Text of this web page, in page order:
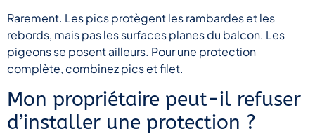
Rarement. Les pics protègent les rambardes et les
rebords, mais pas les surfaces planes du balcon. Les
pigeons se posent ailleurs. Pour une protection
complète, combinez pics et filet.
Mon propriétaire peut-il refuser
d’installer une protection ?